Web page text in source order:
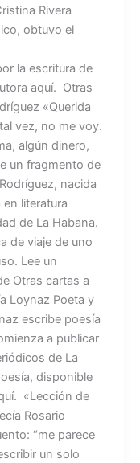
Rivera
obtuvo el
la escritura de
aquí. Otras
«Querida
vez, no me voy.
algún dinero,
un fragmento de
nacida
literatura
de La Habana.
de viaje de uno
Lee un
Otras cartas a
Loynaz Poeta y
escribe poesía
a publicar
de La
disponible
«Lección de
Rosario
“me parece
un solo